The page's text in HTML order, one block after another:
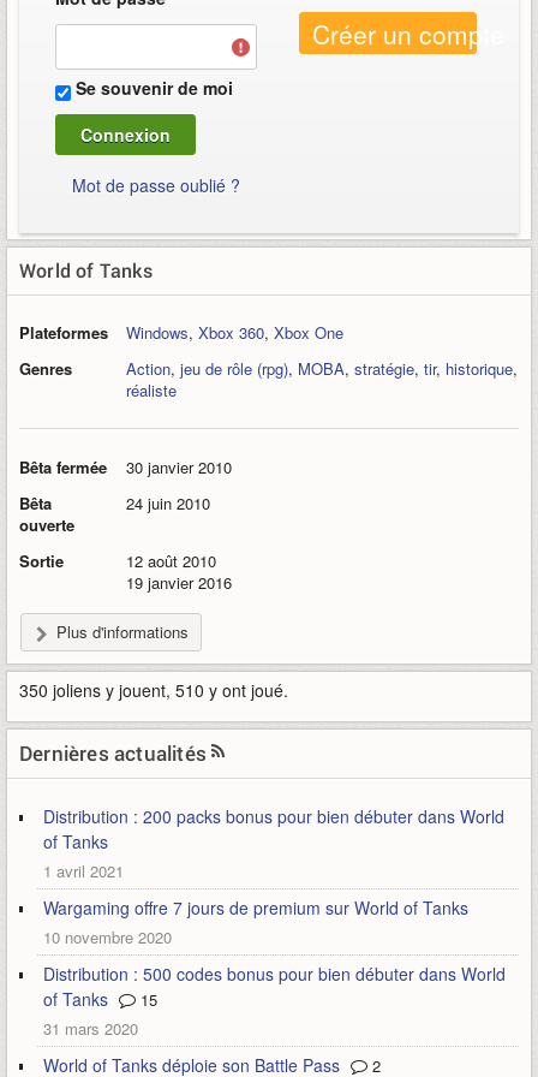
Se souvenir de moi
Mot de passe oublié ?
Créer un compte
World of Tanks
Plateformes Windows, Xbox 360, Xbox One
Genres
Action, jeu de rôle (rpg), MOBA, stratégie, tir, historique,
réaliste
Bêta fermée
30 janvier 2010
Bêta
ouverte
24 juin 2010
Sortie
12 août 2010
19 janvier 2016
Plus d'informations
350 joliens y jouent, 510 y ont joué.
Dernières actualités
Distribution : 200 packs bonus pour bien débuter dans World
of Tanks
1 avril 2021
Wargaming offre 7 jours de premium sur World of Tanks
10 novembre 2020
Distribution : 500 codes bonus pour bien débuter dans World
of Tanks
15
31 mars 2020
World of Tanks déploie son Battle Pass 2